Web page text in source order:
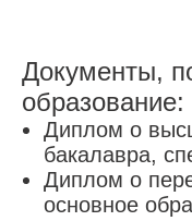
Документы,
образование:
Диплом о
бакалавра,
Диплом о
основное